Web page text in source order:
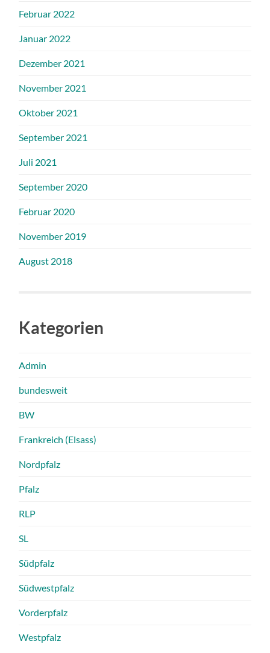
Februar 2022
Januar 2022
Dezember 2021
November 2021
Oktober 2021
September 2021
Juli 2021
September 2020
Februar 2020
November 2019
August 2018
Kategorien
Admin
bundesweit
BW
Frankreich (Elsass)
Nordpfalz
Pfalz
RLP
SL
Südpfalz
Südwestpfalz
Vorderpfalz
Westpfalz